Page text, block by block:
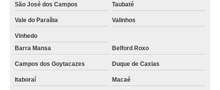
São José dos Campos Taubaté
Vale do Paraíba Valinhos
Vinhedo
Barra Mansa
Belford Roxo
Campos dos Goytacazes Duque de Caxias
Itaboraí Macaé